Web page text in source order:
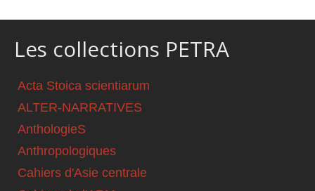
Les collections PETRA
Acta Stoica scientiarum
ALTER-NARRATIVES
AnthologieS
Anthropologiques
Cahiers d'Asie centrale